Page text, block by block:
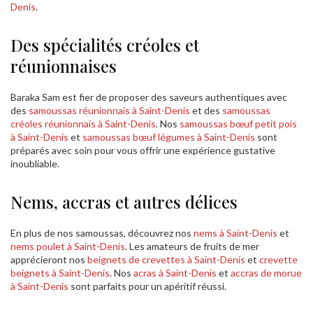
Denis.
Des spécialités créoles et
réunionnaises
Baraka Sam est fier de proposer des saveurs authentiques avec
des samoussas réunionnais à Saint-Denis et des samoussas
créoles réunionnais à Saint-Denis. Nos samoussas bœuf petit pois
à Saint-Denis et samoussas bœuf légumes à Saint-Denis sont
préparés avec soin pour vous offrir une expérience gustative
inoubliable.
Nems, accras et autres délices
En plus de nos samoussas, découvrez nos nems à Saint-Denis et
nems poulet à Saint-Denis. Les amateurs de fruits de mer
apprécieront nos beignets de crevettes à Saint-Denis et crevette
beignets à Saint-Denis. Nos acras à Saint-Denis et accras de morue
à Saint-Denis sont parfaits pour un apéritif réussi.